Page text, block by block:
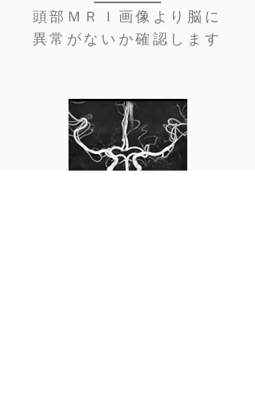
頭部ＭＲＩ画像より脳に
異常がないか確認します